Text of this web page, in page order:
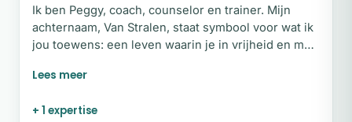
Ik ben Peggy, coach, counselor en trainer. Mijn
achternaam, Van Stralen, staat symbool voor wat ik
jou toewens: een leven waarin je in vrijheid en met
begeleid ik mensen die vastlopen in patronen of
werken, maar door te leren accepteren wie je nu
+ 1 expertise